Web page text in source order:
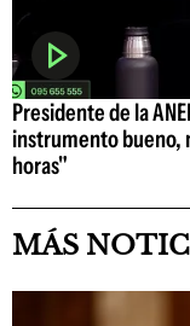
Presidente de la
instrumento bueno,
horas"
MÁS